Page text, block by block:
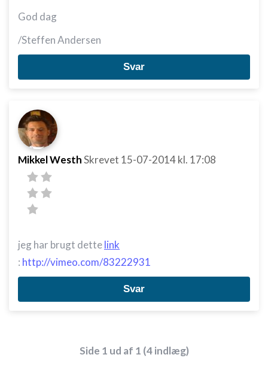
God dag
/Steffen Andersen
Svar
Mikkel WesthSkrevet 15-07-2014kl. 17:08
jeg har brugt dettelink
: http://vimeo.com/83222931
Svar
Side 1 ud af 1 (4 indlæg)